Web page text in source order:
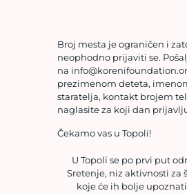
Broj mesta je ograničen i
neophodno prijaviti se.
na
prezimenom deteta,
staratelja, kontakt brojem
naglasite za koji dan
Čekamo vas u Topoli!
U Topoli se po prvi put
Sretenje, niz aktivnosti za
koje će ih bolje